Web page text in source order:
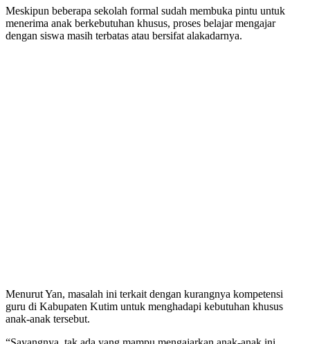
Meskipun beberapa sekolah formal sudah membuka pintu untuk
menerima anak berkebutuhan khusus, proses belajar mengajar
dengan siswa masih terbatas atau bersifat alakadarnya.
Menurut Yan, masalah ini terkait dengan kurangnya kompetensi
guru di Kabupaten Kutim untuk menghadapi kebutuhan khusus
anak-anak tersebut.